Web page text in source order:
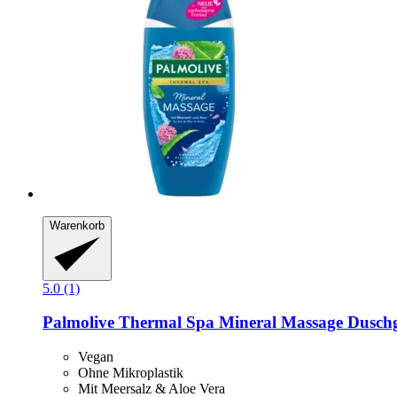
Warenkorb
5.0 (1)
Palmolive Thermal Spa Mineral Massage
Vegan
Ohne Mikroplastik
Mit Meersalz & Aloe Vera